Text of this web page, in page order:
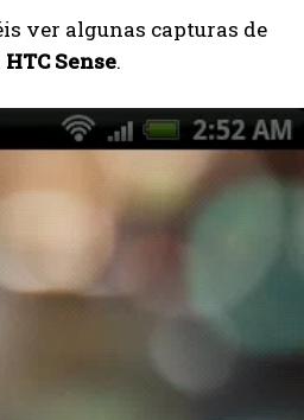
ver algunas capturas de
HTC Sense.